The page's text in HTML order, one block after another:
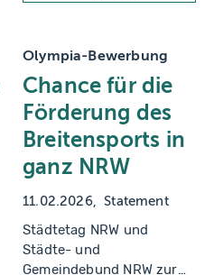
Olympia-Bewerbung
Chance für die
Förderung des
Breitensports in
ganz NRW
11.02.2026 Statement
Städtetag NRW und
Städte- und
Gemeindebund NRW zur